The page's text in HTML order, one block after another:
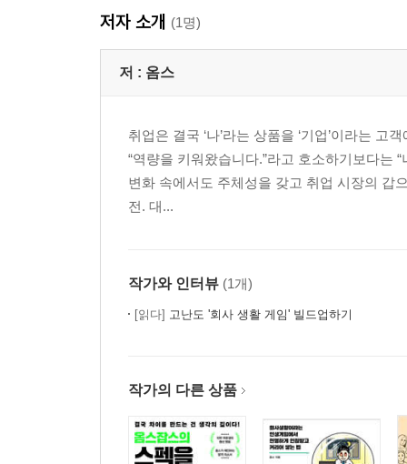
저자 소개 (1명)
저 : 옴스
취업은 결국 ‘나’라는 상품을 ‘기업’이라는
“역량을 키워왔습니다.”라고 호소하기보다는
변화 속에서도 주체성을 갖고 취업 시장의 갑
전. 대...
작가와 인터뷰 (1개)
[읽다] 고난도 '회사 생활 게임' 빌드업하기
작가의 다른 상품